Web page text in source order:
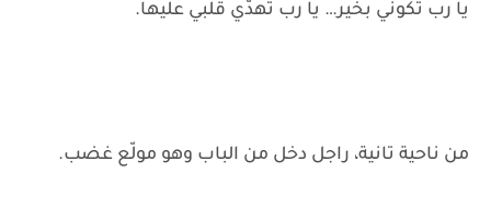
يا رب تكوني بخير… يا رب تهدّي قلبي عليها.
من ناحية تانية، راجل دخل من الباب وهو مولّع غضب.